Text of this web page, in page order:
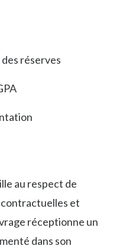
réserves
au respect de
et
réceptionne un
dans son